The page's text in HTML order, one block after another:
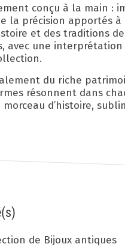
conçu à la main :
la précision apportés
et des traditions
avec une
du riche
résonnent dans
d’histoire,
de Bijoux antiques